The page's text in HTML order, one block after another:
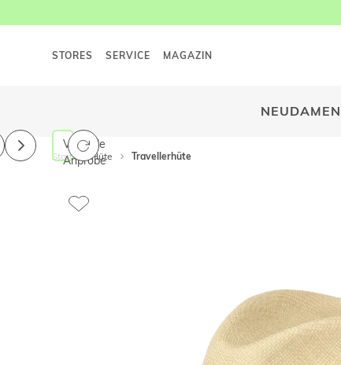
STORES SERVICE MAGAZIN
NEUDAMEN
Start Hüte Travellerhüte
Virtuelle
Anprobe